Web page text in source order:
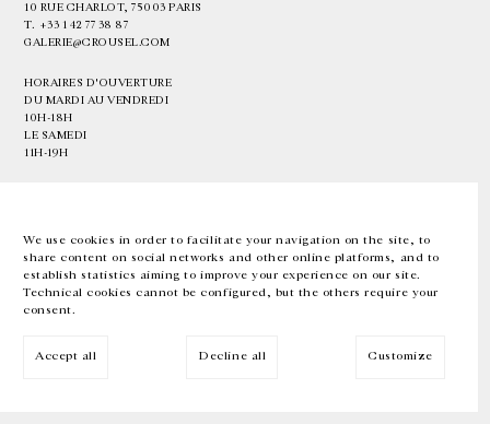
We use cookies in order to facilitate your navigation on the site, to
share content on social networks and other online platforms, and to
establish statistics aiming to improve your experience on our site.
Technical cookies cannot be configured, but the others require your
consent.
Accept all Decline all Customize
10 RUE CHARLOT, 75003 PARIS
T. +33 1 42 77 38 87
GALERIE@CROUSEL.COM
HORAIRES D'OUVERTURE
DU MARDI AU VENDREDI
10H-18H
LE SAMEDI
11H-19H
EN FR 中文 Facebook Instagram
Inscrivez-vous à notre newsletter